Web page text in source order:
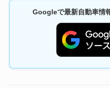
Googleで最新自動車情